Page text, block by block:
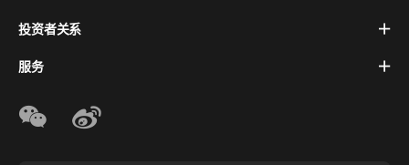
投资者关系
服务